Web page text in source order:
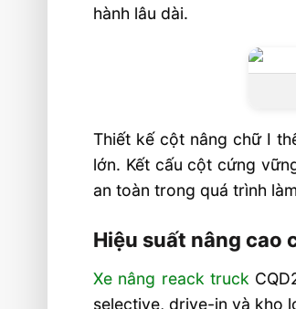
Vận hành ổn định
Cabin ngồi lái thoải
Lựa chọn phù
Thông số kỹ thuật
CQD20RV
Linh Hoạt Với Nhiều
Video Xe Nâng
Ngồi Lái
hành lâu dài.
Thiết kế cột nâng chữ I
lớn. Kết cấu cột cứng
an toàn trong quá trình
Hiệu suất nâng cao
Xe nâng reack truck
selective, drive-in và kho